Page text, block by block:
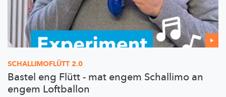
SCHALLIMOFLÜTT 2.0
Bastel eng Flütt - mat engem Schallimo an
engem Loftballon